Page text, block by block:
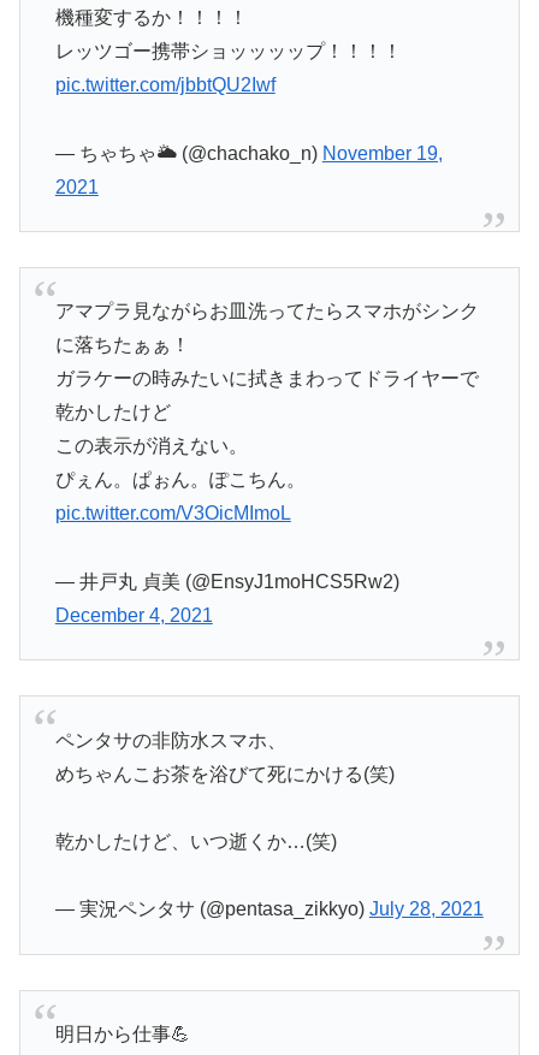
機種変するか！！！！
レッツゴー携帯ショッッッップ！！！！
pic.twitter.com/jbbtQU2Iwf
— ちゃちゃ🌥️ (@chachako_n) November 19,
2021
アマプラ見ながらお皿洗ってたらスマホがシンク
に落ちたぁぁ！
ガラケーの時みたいに拭きまわってドライヤーで
乾かしたけど
この表示が消えない。
ぴぇん。ぱぉん。ぽこちん。
pic.twitter.com/V3OicMImoL
— 井戸丸 貞美 (@EnsyJ1moHCS5Rw2)
December 4, 2021
ペンタサの非防水スマホ、
めちゃんこお茶を浴びて死にかける(笑)
乾かしたけど、いつ逝くか…(笑)
— 実況ペンタサ (@pentasa_zikkyo) July 28, 2021
明日から仕事💪